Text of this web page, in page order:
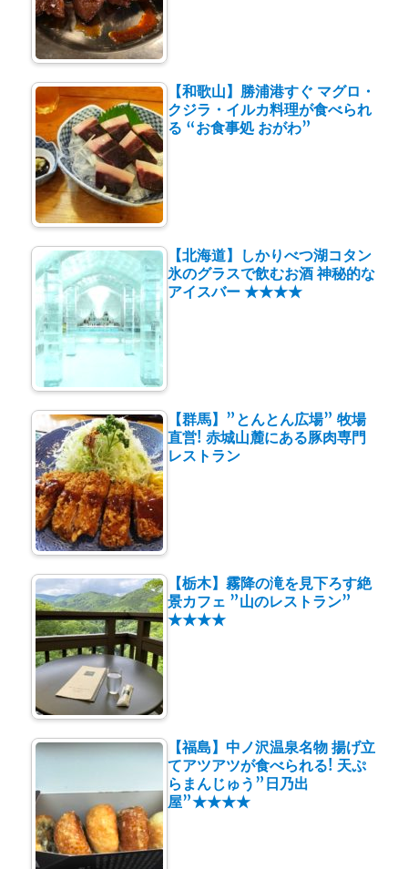
【和歌山】勝浦港すぐ マグロ・
クジラ・イルカ料理が食べられ
る “お食事処 おがわ”
【北海道】しかりべつ湖コタン
氷のグラスで飲むお酒 神秘的な
アイスバー ★★★★
【群馬】”とんとん広場” 牧場
直営! 赤城山麓にある豚肉専門
レストラン
【栃木】霧降の滝を見下ろす絶
景カフェ ”山のレストラン”
★★★★
【福島】中ノ沢温泉名物 揚げ立
てアツアツが食べられる! 天ぷ
らまんじゅう”日乃出
屋”★★★★